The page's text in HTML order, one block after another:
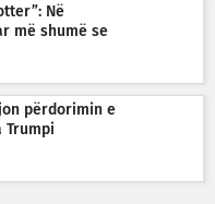
Në
më shumë se
përdorimin e
Trumpi